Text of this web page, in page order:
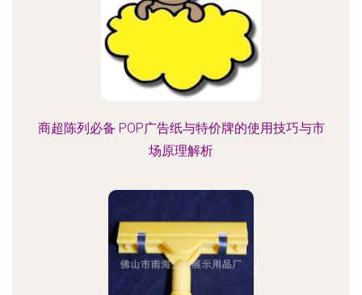
商超陈列必备 POP广告纸与特价牌的使用技巧与市
场原理解析